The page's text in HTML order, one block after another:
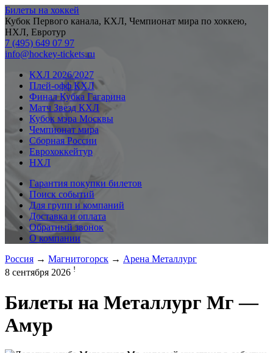
Билеты на хоккей
Кубок Первого канала, КХЛ, Чемпионат мира по хоккею,
НХЛ, Евротур
7 (495) 649 07 97
info@hockey-tickets.ru
КХЛ 2026/2027
Плей-офф КХЛ
Финал Кубка Гагарина
Матч Звезд КХЛ
Кубок мэра Москвы
Чемпионат мира
Сборная России
Еврохоккейтур
НХЛ
Гарантия покупки билетов
Поиск событий
Для групп и компаний
Доставка и оплата
Обратный звонок
О компании
Россия → Магнитогорск → Арена Металлург
8 сентября 2026 !
Билеты на Металлург Мг —
Амур